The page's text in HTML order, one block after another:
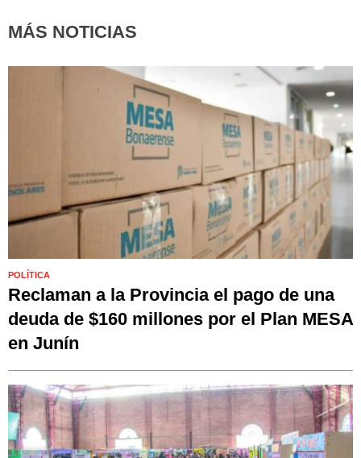
MÁS NOTICIAS
POLÍTICA
Reclaman a la Provincia el pago de una
deuda de $160 millones por el Plan MESA
en Junín